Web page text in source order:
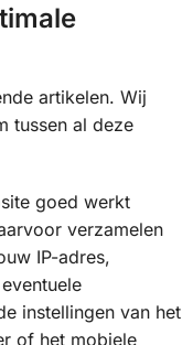
artikelen. Wij
tussen al deze
goed werkt
verzamelen
IP-adres,
instellingen van het
of het mobiele